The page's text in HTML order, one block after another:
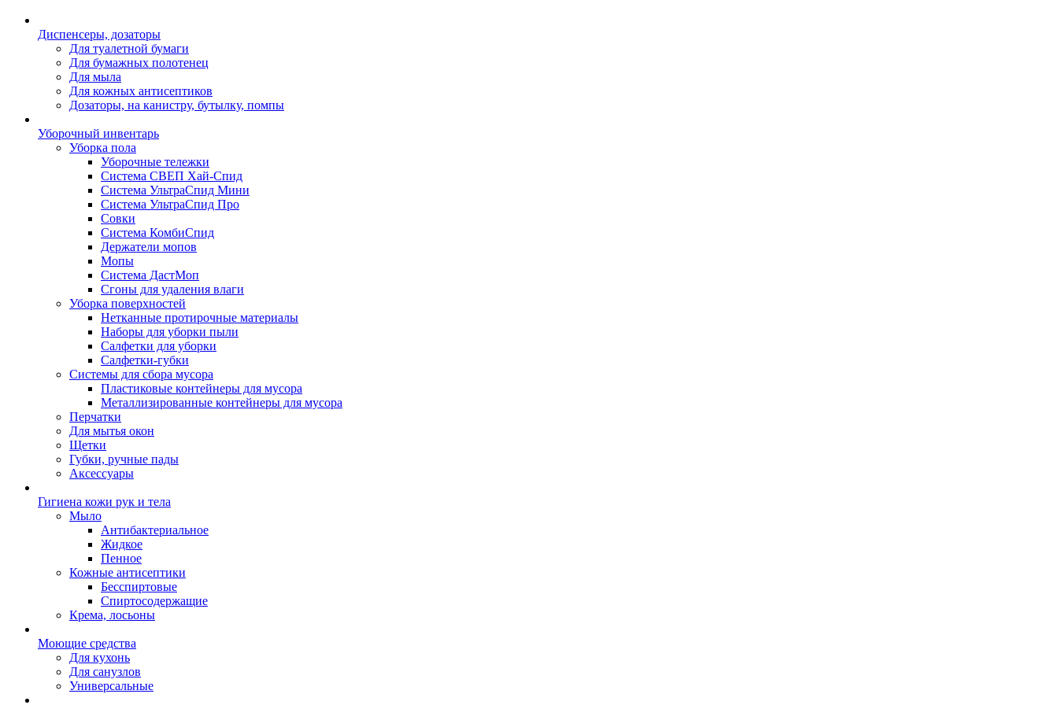
Диспенсеры, дозаторы
Для туалетной бумаги
Для бумажных полотенец
Для мыла
Для кожных антисептиков
Дозаторы, на канистру, бутылку, помпы
Уборочный инвентарь
Уборка пола
Уборочные тележки
Система СВЕП Хай-Спид
Система УльтраСпид Мини
Система УльтраСпид Про
Совки
Система КомбиСпид
Держатели мопов
Мопы
Система ДастМоп
Сгоны для удаления влаги
Уборка поверхностей
Нетканные протирочные материалы
Наборы для уборки пыли
Салфетки для уборки
Салфетки-губки
Системы для сбора мусора
Пластиковые контейнеры для мусора
Металлизированные контейнеры для мусора
Перчатки
Для мытья окон
Щетки
Губки, ручные пады
Аксессуары
Гигиена кожи рук и тела
Мыло
Антибактериальное
Жидкое
Пенное
Кожные антисептики
Бесспиртовые
Cпиртосодержащие
Крема, лосьоны
Моющие средства
Для кухонь
Для санузлов
Универсальные